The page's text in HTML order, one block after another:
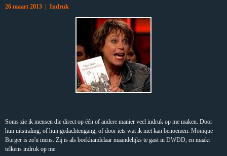
26 maart 2013 | Indruk
Soms zie ik mensen die direct op één of andere manier veel indruk op me maken. Door
hun uitstraling, of hun gedachtengang, of door iets wat ik niet kan benoemen. Monique
Burger is zo'n mens. Zij is als boekhandelaar maandelijks te gast in DWDD, en maakt
telkens indruk op me